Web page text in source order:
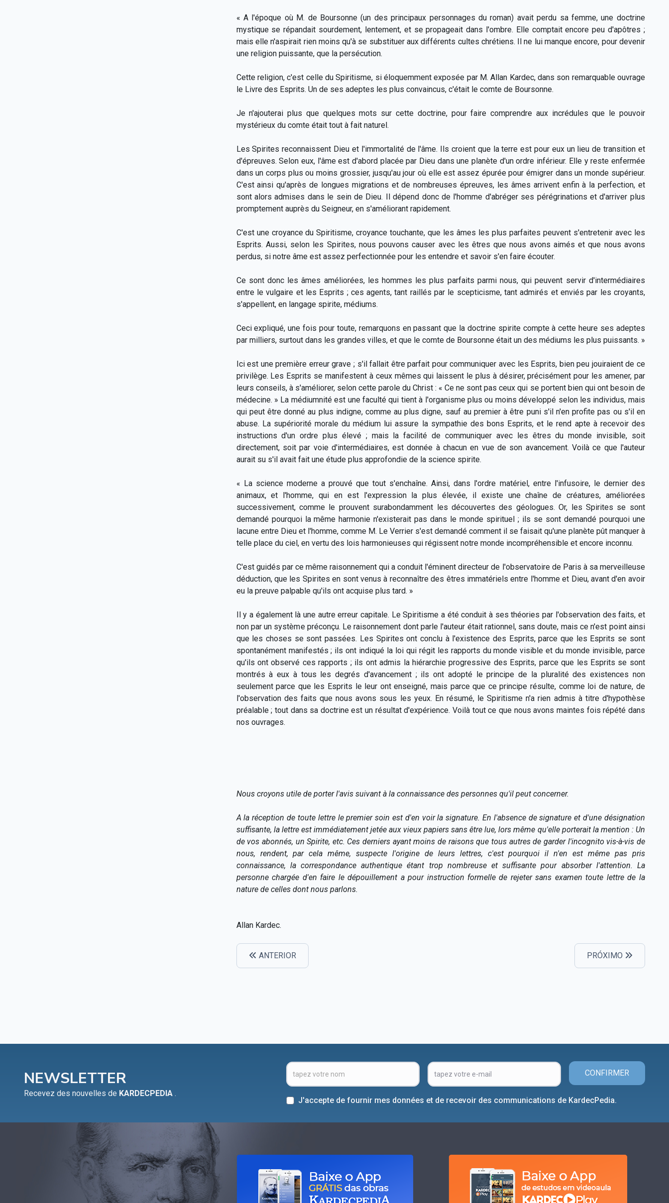
« A l'époque où M. de Boursonne (un des principaux personnages du roman) avait perdu sa femme, une doctrine
mystique se répandait sourdement, lentement, et se propageait dans l'ombre. Elle comptait encore peu d'apôtres ;
mais elle n'aspirait rien moins qu'à se substituer aux différents cultes chrétiens. Il ne lui manque encore, pour devenir
une religion puissante, que la persécution.
Cette religion, c'est celle du Spiritisme, si éloquemment exposée par M. Allan Kardec, dans son remarquable ouvrage
le Livre des Esprits. Un de ses adeptes les plus convaincus, c'était le comte de Boursonne.
Je n'ajouterai plus que quelques mots sur cette doctrine, pour faire comprendre aux incrédules que le pouvoir
mystérieux du comte était tout à fait naturel.
Les Spirites reconnaissent Dieu et l'immortalité de l'âme. Ils croient que la terre est pour eux un lieu de transition et
d'épreuves. Selon eux, l'âme est d'abord placée par Dieu dans une planète d'un ordre inférieur. Elle y reste enfermée
dans un corps plus ou moins grossier, jusqu'au jour où elle est assez épurée pour émigrer dans un monde supérieur.
C'est ainsi qu'après de longues migrations et de nombreuses épreuves, les âmes arrivent enfin à la perfection, et
sont alors admises dans le sein de Dieu. Il dépend donc de l'homme d'abréger ses pérégrinations et d'arriver plus
promptement auprès du Seigneur, en s'améliorant rapidement.
C'est une croyance du Spiritisme, croyance touchante, que les âmes les plus parfaites peuvent s'entretenir avec les
Esprits. Aussi, selon les Spirites, nous pouvons causer avec les êtres que nous avons aimés et que nous avons
perdus, si notre âme est assez perfectionnée pour les entendre et savoir s'en faire écouter.
Ce sont donc les âmes améliorées, les hommes les plus parfaits parmi nous, qui peuvent servir d'intermédiaires
entre le vulgaire et les Esprits ; ces agents, tant raillés par le scepticisme, tant admirés et enviés par les croyants,
s'appellent, en langage spirite, médiums.
Ceci expliqué, une fois pour toute, remarquons en passant que la doctrine spirite compte à cette heure ses adeptes
par milliers, surtout dans les grandes villes, et que le comte de Boursonne était un des médiums les plus puissants. »
Ici est une première erreur grave ; s'il fallait être parfait pour communiquer avec les Esprits, bien peu jouiraient de ce
privilège. Les Esprits se manifestent à ceux mêmes qui laissent le plus à désirer, précisément pour les amener, par
leurs conseils, à s'améliorer, selon cette parole du Christ : « Ce ne sont pas ceux qui se portent bien qui ont besoin de
médecine. » La médiumnité est une faculté qui tient à l'organisme plus ou moins développé selon les individus, mais
qui peut être donné au plus indigne, comme au plus digne, sauf au premier à être puni s'il n'en profite pas ou s'il en
abuse. La supériorité morale du médium lui assure la sympathie des bons Esprits, et le rend apte à recevoir des
instructions d'un ordre plus élevé ; mais la facilité de communiquer avec les êtres du monde invisible, soit
directement, soit par voie d'intermédiaires, est donnée à chacun en vue de son avancement. Voilà ce que l'auteur
aurait su s'il avait fait une étude plus approfondie de la science spirite.
« La science moderne a prouvé que tout s'enchaîne. Ainsi, dans l'ordre matériel, entre l'infusoire, le dernier des
animaux, et l'homme, qui en est l'expression la plus élevée, il existe une chaîne de créatures, améliorées
successivement, comme le prouvent surabondamment les découvertes des géologues. Or, les Spirites se sont
demandé pourquoi la même harmonie n'existerait pas dans le monde spirituel ; ils se sont demandé pourquoi une
lacune entre Dieu et l'homme, comme M. Le Verrier s'est demandé comment il se faisait qu'une planète pût manquer à
telle place du ciel, en vertu des lois harmonieuses qui régissent notre monde incompréhensible et encore inconnu.
C'est guidés par ce même raisonnement qui a conduit l'éminent directeur de l'observatoire de Paris à sa merveilleuse
déduction, que les Spirites en sont venus à reconnaître des êtres immatériels entre l'homme et Dieu, avant d'en avoir
eu la preuve palpable qu'ils ont acquise plus tard. »
Il y a également là une autre erreur capitale. Le Spiritisme a été conduit à ses théories par l'observation des faits, et
non par un système préconçu. Le raisonnement dont parle l'auteur était rationnel, sans doute, mais ce n'est point ainsi
que les choses se sont passées. Les Spirites ont conclu à l'existence des Esprits, parce que les Esprits se sont
spontanément manifestés ; ils ont indiqué la loi qui régit les rapports du monde visible et du monde invisible, parce
qu'ils ont observé ces rapports ; ils ont admis la hiérarchie progressive des Esprits, parce que les Esprits se sont
montrés à eux à tous les degrés d'avancement ; ils ont adopté le principe de la pluralité des existences non
seulement parce que les Esprits le leur ont enseigné, mais parce que ce principe résulte, comme loi de nature, de
l'observation des faits que nous avons sous les yeux. En résumé, le Spiritisme n'a rien admis à titre d'hypothèse
préalable ; tout dans sa doctrine est un résultat d'expérience. Voilà tout ce que nous avons maintes fois répété dans
nos ouvrages.
Nous croyons utile de porter l'avis suivant à la connaissance des personnes qu'il peut concerner.
A la réception de toute lettre le premier soin est d'en voir la signature. En l'absence de signature et d'une désignation
suffisante, la lettre est immédiatement jetée aux vieux papiers sans être lue, lors même qu'elle porterait la mention : Un
de vos abonnés, un Spirite, etc. Ces derniers ayant moins de raisons que tous autres de garder l'incognito vis-à-vis de
nous, rendent, par cela même, suspecte l'origine de leurs lettres, c'est pourquoi il n'en est même pas pris
connaissance, la correspondance authentique étant trop nombreuse et suffisante pour absorber l'attention. La
personne chargée d'en faire le dépouillement a pour instruction formelle de rejeter sans examen toute lettre de la
nature de celles dont nous parlons.
Allan Kardec.
ANTERIOR PRÓXIMO
NEWSLETTER
Recevez des nouvelles de KARDECPEDIA .
CONFIRMER
J'accepte de fournir mes données et de recevoir des communications de KardecPedia.